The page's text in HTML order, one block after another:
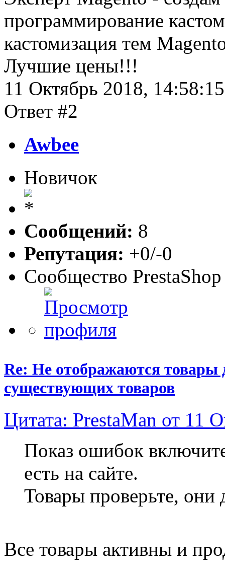
программирование
кастомизация тем
Лучшие цены!!!
11 Октябрь 2018, 14:58:15
Ответ #2
Awbee
Новичок
Сообщений: 8
Репутация: +0/-0
Сообщество PrestaShop
Re: Не отображаются товары
существующих товаров
Цитата: PrestaMan от 11
Показ ошибок
есть на сайте.
Товары проверьте,
Все товары активны и